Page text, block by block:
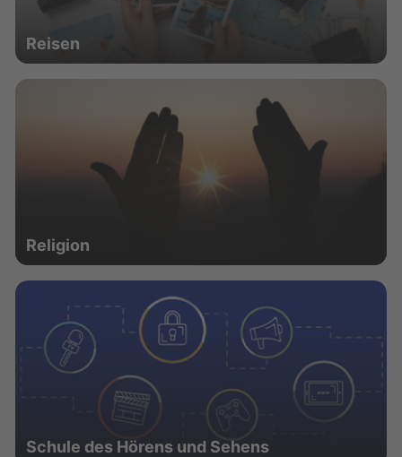
Reisen
Religion
Schule des Hörens und Sehens